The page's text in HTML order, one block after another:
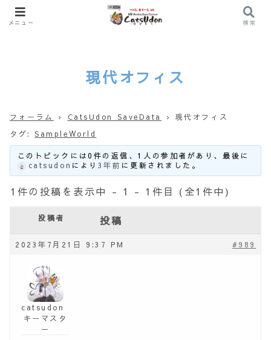
現代オフィス
フォーラム › CatsUdon SaveData ›
現代オフィス
タグ:SampleWorld
このトピックには0件の返信、1人の参加者があり、最後に
catsudon により 3年前 に更新されました。
1件の投稿を表示中 - 1 - 1件目 (全1件中)
投稿者 投稿
2023年7月21日 9:37 PM #989
catsudon
キーマスタ
ー
メニュー 検索